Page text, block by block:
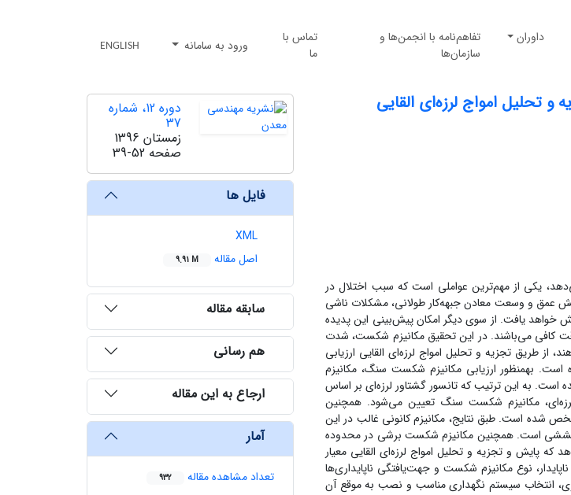
داوران
تفاهم‌نامه با انجمن‌ها و
سازمان‌ها
تماس با
ما
ورود به سامانه ENGLISH
تحلیل امواج لرزه‌ای القایی
یکی از مهم‌ترین عواملی است که سبب اختلال در
عمق و وسعت معادن جبهه‌کار طولانی، مشکلات ناشی
خواهد یافت. از سوی دیگر امکان پیش‌بینی این پدیده
دقت کافی می‌باشند. در این تحقیق مکانیزم شکست، شدت
طریق تجزیه و تحلیل امواج لرزه‌ای القایی ارزیابی
به­منظور ارزیابی مکانیزم شکست سنگ، مکانیزم
است. به این ترتیب که تانسور گشتاور لرزه‌ای بر اساس
مکانیزم شکست سنگ تعیین می‌شود. همچنین
شده است. طبق نتایج، مکانیزم کانونی غالب در این
کششی است. همچنین مکانیزم شکست برشی در محدوده
پایش و تجزیه و تحلیل امواج لرزه‌ای القایی معیار
نوع مکانیزم شکست و جهت‌یافتگی ناپایداری‌ها
انتخاب سیستم نگهداری مناسب و نصب به موقع آن
دوره 12، شماره
37
زمستان 1396
صفحه39-52
فایل ها
XML
اصل مقاله
9.91 M
سابقه مقاله
هم رسانی
ارجاع به این مقاله
آمار
تعداد مشاهده مقاله 932